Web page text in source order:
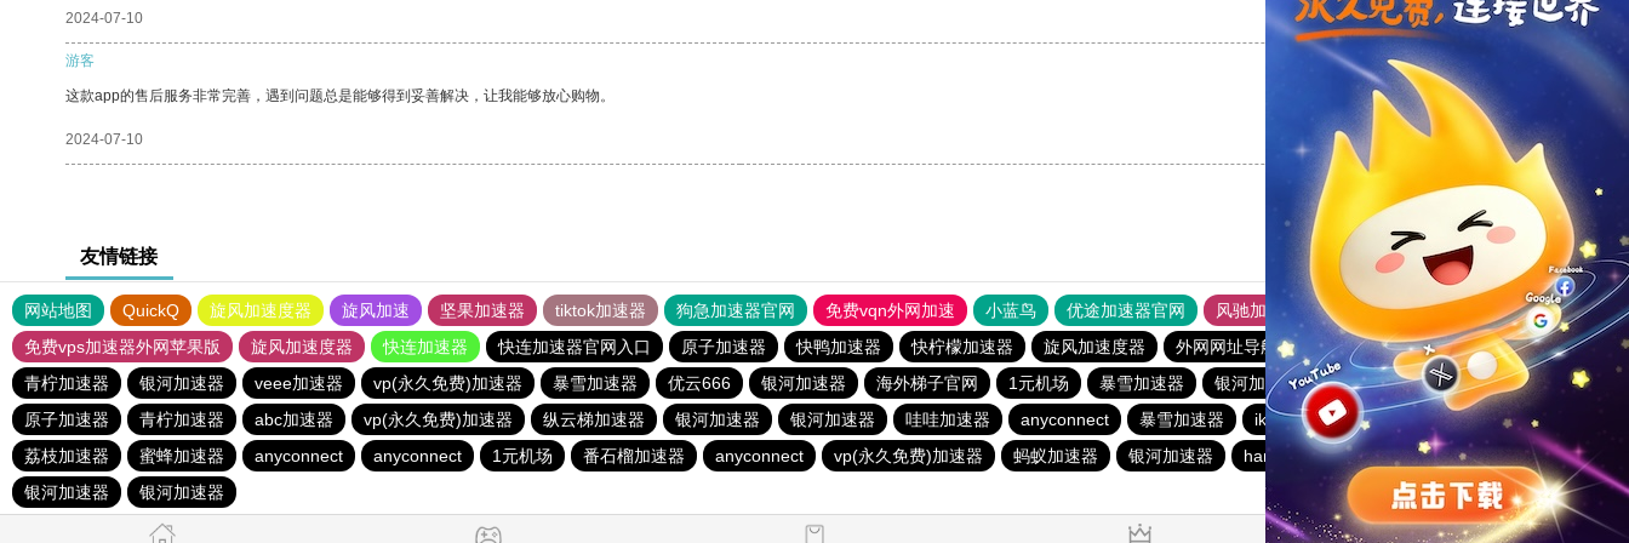
2024-07-10 支持[0] 反对[0]
游客
这款app的售后服务非常完善，遇到问题总是能够得到妥善解决，让我能够放心购物。
2024-07-10 支持[0] 反对[0]
友情链接
网站地图 QuickQ 旋风加速度器 旋风加速 坚果加速器 tiktok加速器 狗急加速器官网 免费vqn外网加速 小蓝鸟 优途加速器官网 风驰加速器
旋风加速器
免费vps加速器外网苹果版
旋风加速度器 快连加速器 快连加速器官网入口 原子加速器 快鸭加速器 快柠檬加速器 旋风加速度器 外网网址导航 软件中心
银河加速器
青柠加速器
银河加速器 veee加速器 vp(永久免费)加速器 暴雪加速器 优云666 银河加速器 海外梯子官网 1元机场 暴雪加速器 银河加速器 暴雪加速器
海鸥加速器
原子加速器
青柠加速器 abc加速器 vp(永久免费)加速器 纵云梯加速器 银河加速器 银河加速器 哇哇加速器 anyconnect 暴雪加速器 ikuuu.me加速器官网
银河加速器
荔枝加速器
蜜蜂加速器 anyconnect anyconnect 1元机场 番石榴加速器 anyconnect vp(永久免费)加速器 蚂蚁加速器 银河加速器 hammer加速器 速鹰666
银河加速器
银河加速器
银河加速器